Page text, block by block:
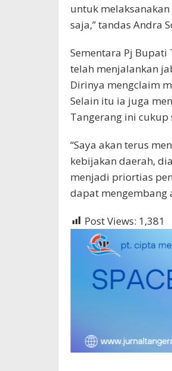
untuk
saja,” tandas Andra
Sementara Pj
telah menjalankan
Dirinya mengclaim
Selain itu ia juga
Tangerang ini cukup
“Saya akan terus
kebijakan daerah,
menjadi priortias
dapat mengembang
Post Views: 1,381